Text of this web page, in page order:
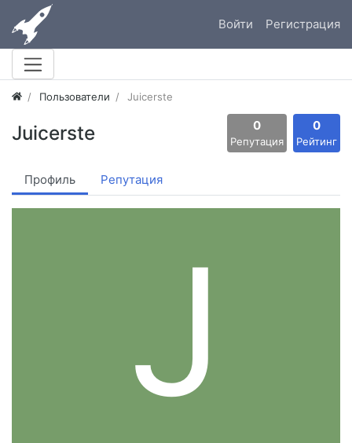
Войти Регистрация
Пользователи Juicerste
Juicerste 0
Репутация
0
Рейтинг
Профиль Репутация
J